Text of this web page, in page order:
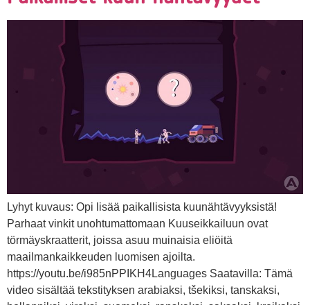
Lyhyt kuvaus: Opi lisää paikallisista kuunähtävyyksistä!
Parhaat vinkit unohtumattomaan Kuuseikkailuun ovat
törmäyskraatterit, joissa asuu muinaisia eliöitä
maailmankaikkeuden luomisen ajoilta.
https://youtu.be/i985nPPIKH4Languages Saatavilla: Tämä
video sisältää tekstityksen arabiaksi, tšekiksi, tanskaksi,